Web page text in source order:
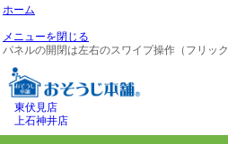
ホーム
メニューを閉じる
パネルの開閉は左右のスワイプ操作（フリッ
東伏見店
上石神井店